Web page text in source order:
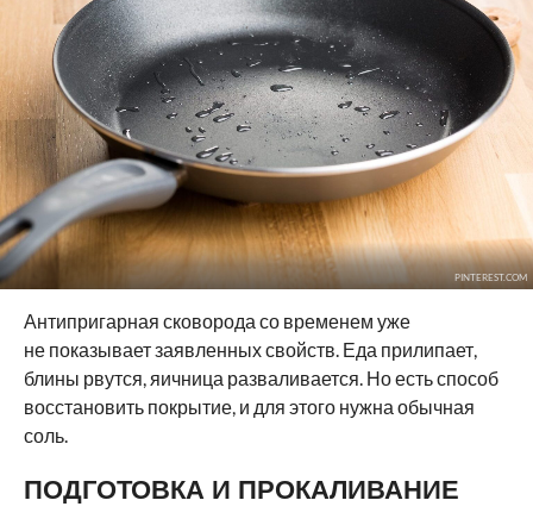
PINTEREST.COM
Антипригарная сковорода со временем уже
не показывает заявленных свойств. Еда прилипает,
блины рвутся, яичница разваливается. Но есть способ
восстановить покрытие, и для этого нужна обычная
соль.
ПОДГОТОВКА И ПРОКАЛИВАНИЕ